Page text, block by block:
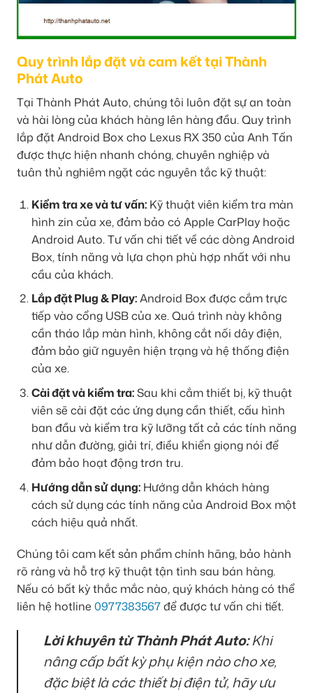
Quy trình lắp đặt và cam kết tại Thành
Phát Auto
Tại Thành Phát Auto, chúng tôi luôn đặt sự an toàn
và hài lòng của khách hàng lên hàng đầu. Quy trình
lắp đặt Android Box cho Lexus RX 350 của Anh Tấn
được thực hiện nhanh chóng, chuyên nghiệp và
tuân thủ nghiêm ngặt các nguyên tắc kỹ thuật:
Kiểm tra xe và tư vấn:Kỹ thuật viên kiểm tra màn
hình zin của xe, đảm bảo có Apple CarPlay hoặc
Android Auto. Tư vấn chi tiết về các dòng Android
Box, tính năng và lựa chọn phù hợp nhất với nhu
cầu của khách.
Lắp đặt Plug & Play:Android Box được cắm trực
tiếp vào cổng USB của xe. Quá trình này không
cần tháo lắp màn hình, không cắt nối dây điện,
đảm bảo giữ nguyên hiện trạng và hệ thống điện
của xe.
Cài đặt và kiểm tra:Sau khi cắm thiết bị, kỹ thuật
viên sẽ cài đặt các ứng dụng cần thiết, cấu hình
ban đầu và kiểm tra kỹ lưỡng tất cả các tính năng
như dẫn đường, giải trí, điều khiển giọng nói để
đảm bảo hoạt động trơn tru.
Hướng dẫn sử dụng:Hướng dẫn khách hàng
cách sử dụng các tính năng của Android Box một
cách hiệu quả nhất.
Chúng tôi cam kết sản phẩm chính hãng, bảo hành
rõ ràng và hỗ trợ kỹ thuật tận tình sau bán hàng.
Nếu có bất kỳ thắc mắc nào, quý khách hàng có thể
liên hệ hotline 0977383567để được tư vấn chi tiết.
Lời khuyên từ Thành Phát Auto:Khi
nâng cấp bất kỳ phụ kiện nào cho xe,
đặc biệt là các thiết bị điện tử, hãy ưu